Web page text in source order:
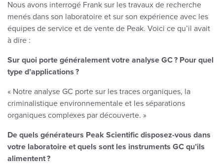
Nous avons interrogé Frank sur les travaux de recherche
menés dans son laboratoire et sur son expérience avec les
équipes de service et de vente de Peak. Voici ce qu’il avait
à dire :
Sur quoi porte généralement votre analyse GC ? Pour quel
type d’applications ?
« Notre analyse GC porte sur les traces organiques, la
criminalistique environnementale et les séparations
organiques complexes par découverte. »
De quels générateurs Peak Scientific disposez-vous dans
votre laboratoire et quels sont les instruments GC qu’ils
alimentent ?